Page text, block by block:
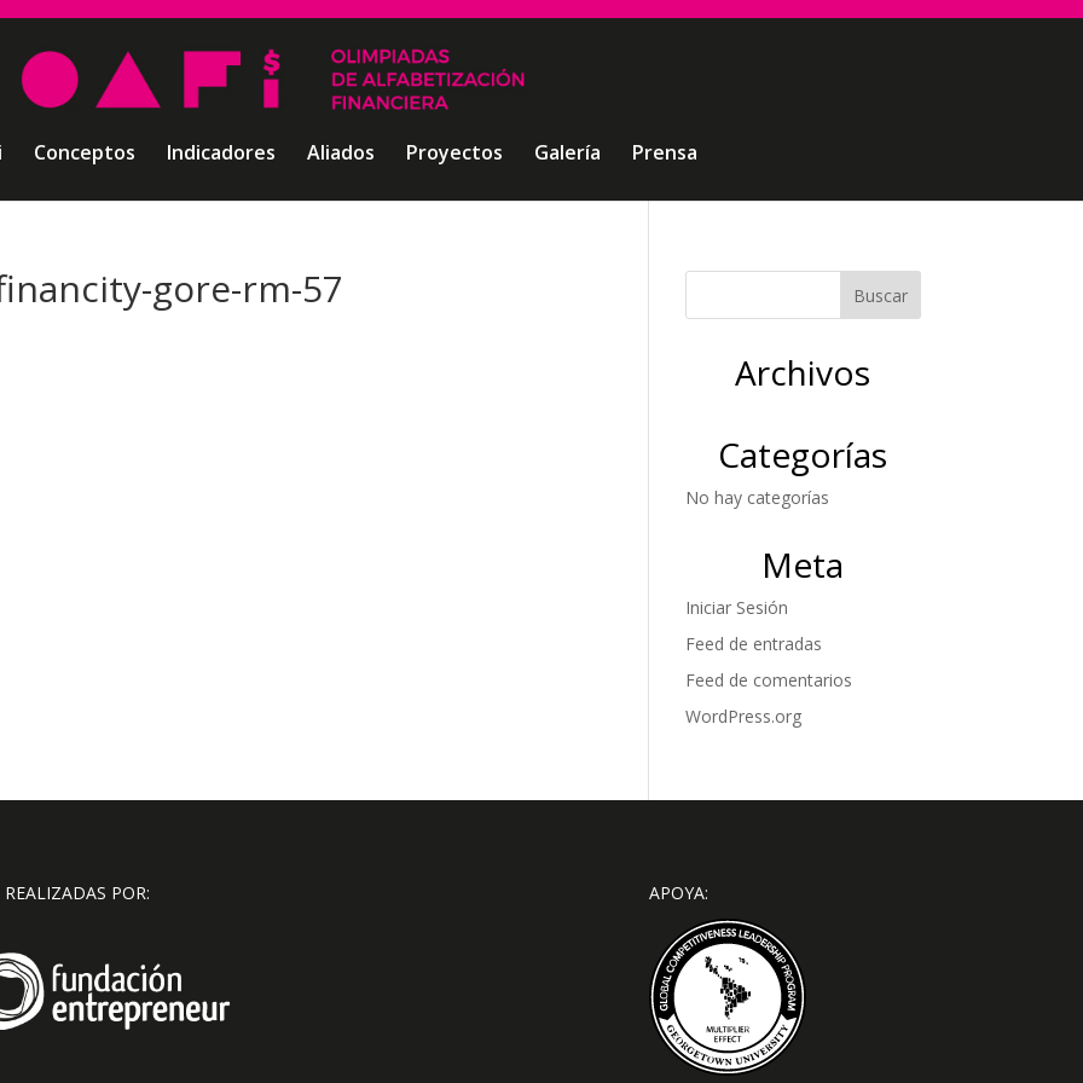
Conceptos Indicadores Aliados Proyectos Galería Prensa
gore-rm-57
Archivos
Categorías
No hay categorías
Meta
Iniciar Sesión
Feed de entradas
Feed de comentarios
WordPress.org
POR: APOYA: